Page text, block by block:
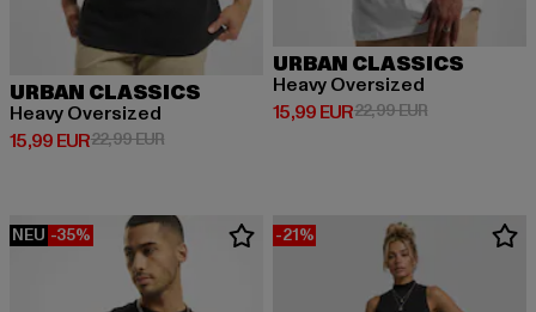
URBAN CLASSICS
Heavy Oversized
15,99 EUR
Derzeitiger Preis: 15,99 EUR
22,99 EURAktionspreis: 22,99 EUR
URBAN CLASSICS
Heavy Oversized
15,99 EUR
Derzeitiger Preis: 15,99 EUR
22,99 EURAktionspreis:
NEU -35% -21%